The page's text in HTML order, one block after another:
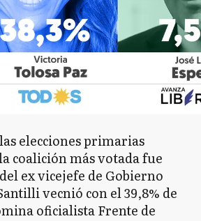
elecciones primarias
coalición más votada fue
ex vicejefe de Gobierno
vecnió con el 39,8% de
oficialista Frente de